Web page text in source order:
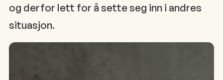
og derfor lett for å sette seg inn i andres
situasjon.